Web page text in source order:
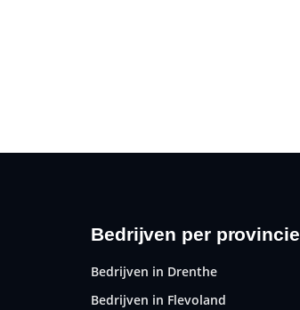
Bedrijven per provincie
Bedrijven in Drenthe
Bedrijven in Flevoland